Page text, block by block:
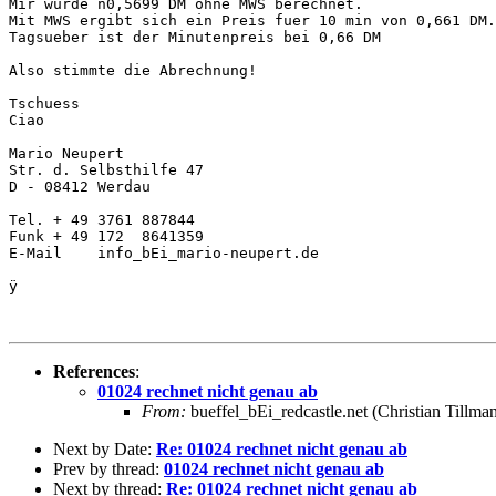
Mir wurde n0,5699 DM ohne MWS berechnet.
Mit MWS ergibt sich ein Preis fuer 10 min von 0,661 DM.
Tagsueber ist der Minutenpreis bei 0,66 DM
Also stimmte die Abrechnung!
Tschuess
Ciao
Mario Neupert
Str. d. Selbsthilfe 47
D - 08412 Werdau
Tel. + 49 3761 887844
Funk + 49 172  8641359
E-Mail    info_bEi_mario-neupert.de
ÿ
References:
01024 rechnet nicht genau ab
From: bueffel_bEi_redcastle.net (Christian
Next by Date: Re: 01024 rechnet nicht genau ab
Prev by thread: 01024 rechnet nicht genau ab
Next by thread: Re: 01024 rechnet nicht genau ab